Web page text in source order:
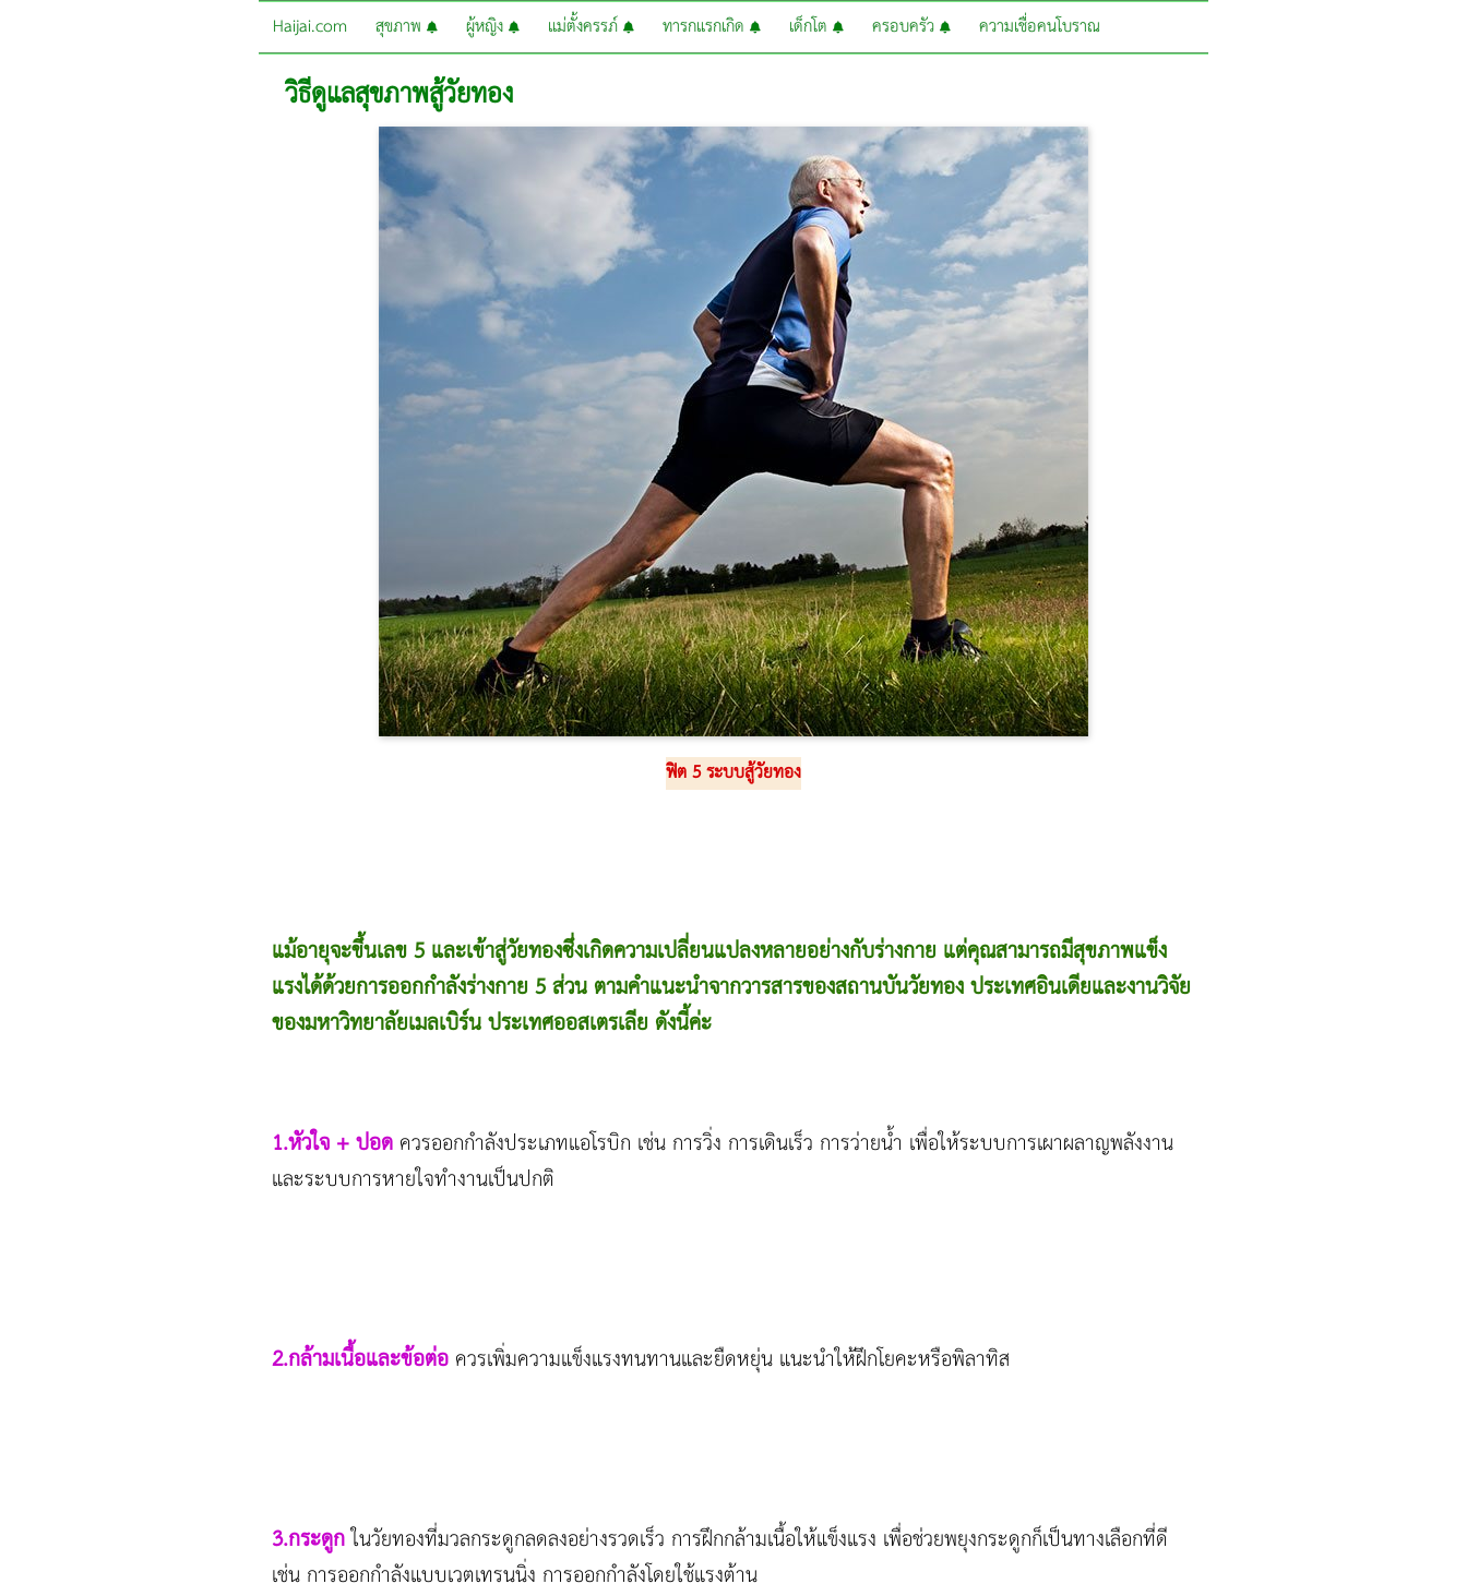
Haijai.com สุขภาพ ผู้หญิง แม่ตั้งครรภ์ ทารกแรกเกิด เด็กโต ครอบครัว ความเชื่อคนโบราณ
วิธีดูแลสุขภาพสู้วัยทอง
ฟิต 5 ระบบสู้วัยทอง
แม้อายุจะขึ้นเลข 5 และเข้าสู่วัยทองซึ่งเกิดความเปลี่ยนแปลงหลายอย่างกับร่างกาย แต่คุณสามารถมีสุขภาพแข็ง
แรงได้ด้วยการออกกำลังร่างกาย 5 ส่วน ตามคำแนะนำจากวารสารของสถานบันวัยทอง ประเทศอินเดียและงานวิจัย
ของมหาวิทยาลัยเมลเบิร์น ประเทศออสเตรเลีย ดังนี้ค่ะ
1.หัวใจ + ปอด ควรออกกำลังประเภทแอโรบิก เช่น การวิ่ง การเดินเร็ว การว่ายน้ำ เพื่อให้ระบบการเผาผลาญพลังงาน
และระบบการหายใจทำงานเป็นปกติ
2.กล้ามเนื้อและข้อต่อ ควรเพิ่มความแข็งแรงทนทานและยืดหยุ่น แนะนำให้ฝึกโยคะหรือพิลาทิส
3.กระดูกในวัยทองที่มวลกระดูกลดลงอย่างรวดเร็ว การฝึกกล้ามเนื้อให้แข็งแรง เพื่อช่วยพยุงกระดูกก็เป็นทางเลือกที่ดี
เช่น การออกกำลังแบบเวตเทรนนิ่ง การออกกำลังโดยใช้แรงต้าน